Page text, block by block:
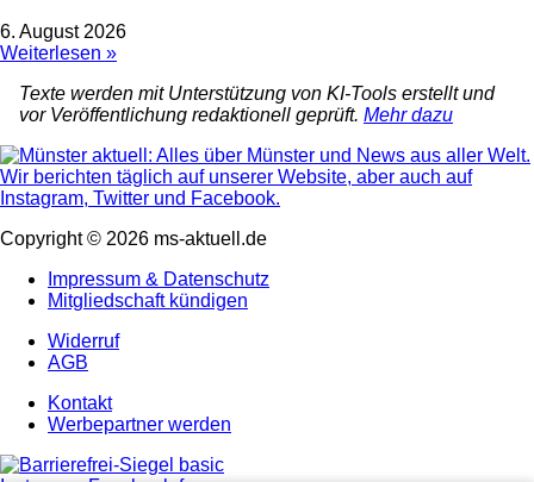
6. August 2026
Weiterlesen »
Texte werden mit Unterstützung von KI-Tools erstellt und
vor Veröffentlichung redaktionell geprüft. Mehr dazu
Copyright © 2026 ms-aktuell.de
Impressum & Datenschutz
Mitgliedschaft kündigen
Widerruf
AGB
Kontakt
Werbepartner werden